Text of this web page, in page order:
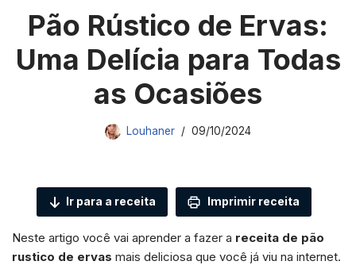
Pão Rústico de Ervas:
Uma Delícia para Todas
as Ocasiões
Louhaner 09/10/2024
Ir para a receita Imprimir receita
Neste artigo você vai aprender a fazer a receita de pão
rustico de ervas mais deliciosa que você já viu na internet.